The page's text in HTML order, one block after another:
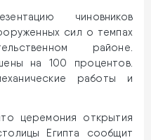
чиновников
сил о темпах
районе.
на 100 процентов.
работы и
церемония открытия
Египта сообщит